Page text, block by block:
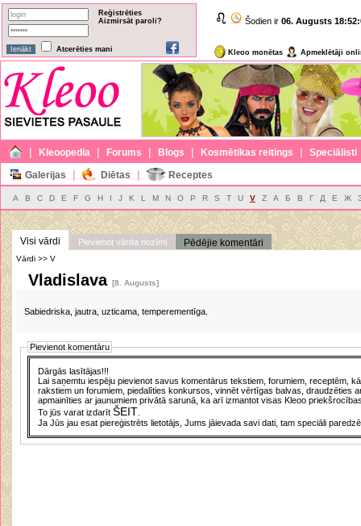
Reģistrēties
Aizmirsāt paroli?
Atcerēties mani
Šodien ir 06. Augusts
Kleoo monētas Apmeklētāji
| Kleoopedia | Forums | Blogs | Kosmētikas reitings | Speciālisti
Galerijas | Diētas | Receptes
A B C D E F G H I J K L M N O P R S T U V Z А Б В Г Д Е Ж
Visi vārdi Pievienot vārda nozīmi Pēdējie komentāri
Vārdi >> V
Vladislava [8. Augusts]
Sabiedriska, jautra, uzticama, temperementīga.
Pievienot komentāru
Dārgās lasītājas!!!
Lai saņemtu iespēju pievienot savus komentārus tekstiem, forumiem, receptēm,
rakstiem un forumiem, piedalīties konkursos, vinnēt vērtīgas balvas, draudzēties
apmainīties ar jaunumiem privātā sarunā, ka arī izmantot visas Kleoo
To jūs varat izdarītŠEIT
Ja Jūs jau esat piereģistrēts lietotājs, Jums jāievada savi dati, tam speciāli